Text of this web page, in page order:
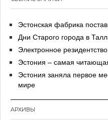
з
а
п
и
с
я
м
Эстонская фабрика
Дни Старого города в
Электронное
Эстония – самая
Эстония заняла первое
мире
АРХИВЫ